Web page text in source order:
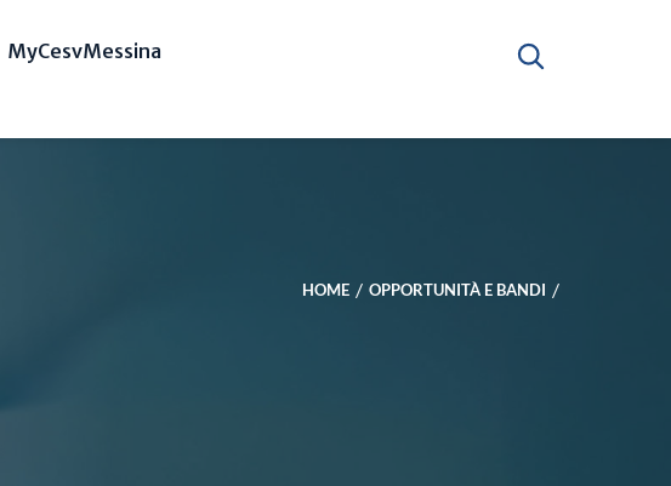
MyCesvMessina
HOME OPPORTUNITÀ E BANDI